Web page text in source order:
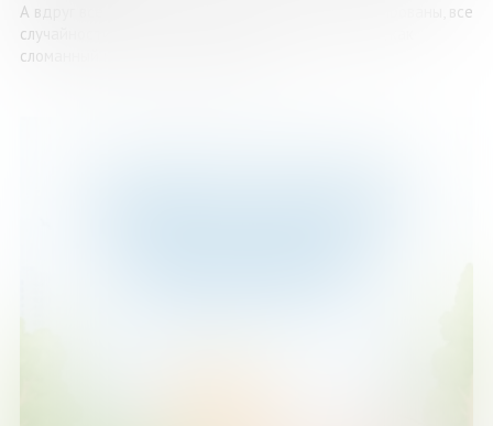
А вдруг все события в вашей жизни кем-то спланированы, все
случайности – закономерны, а вашу судьбу чинят, как
сломанный компьютер, когда в ней ...